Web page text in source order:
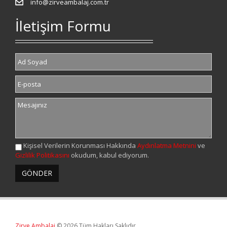
info@zirveambalaj.com.tr
İletişim Formu
Kişisel Verilerin Korunması Hakkında Aydınlatma Metnini ve
Gizlilik Politikasını okudum, kabul ediyorum.